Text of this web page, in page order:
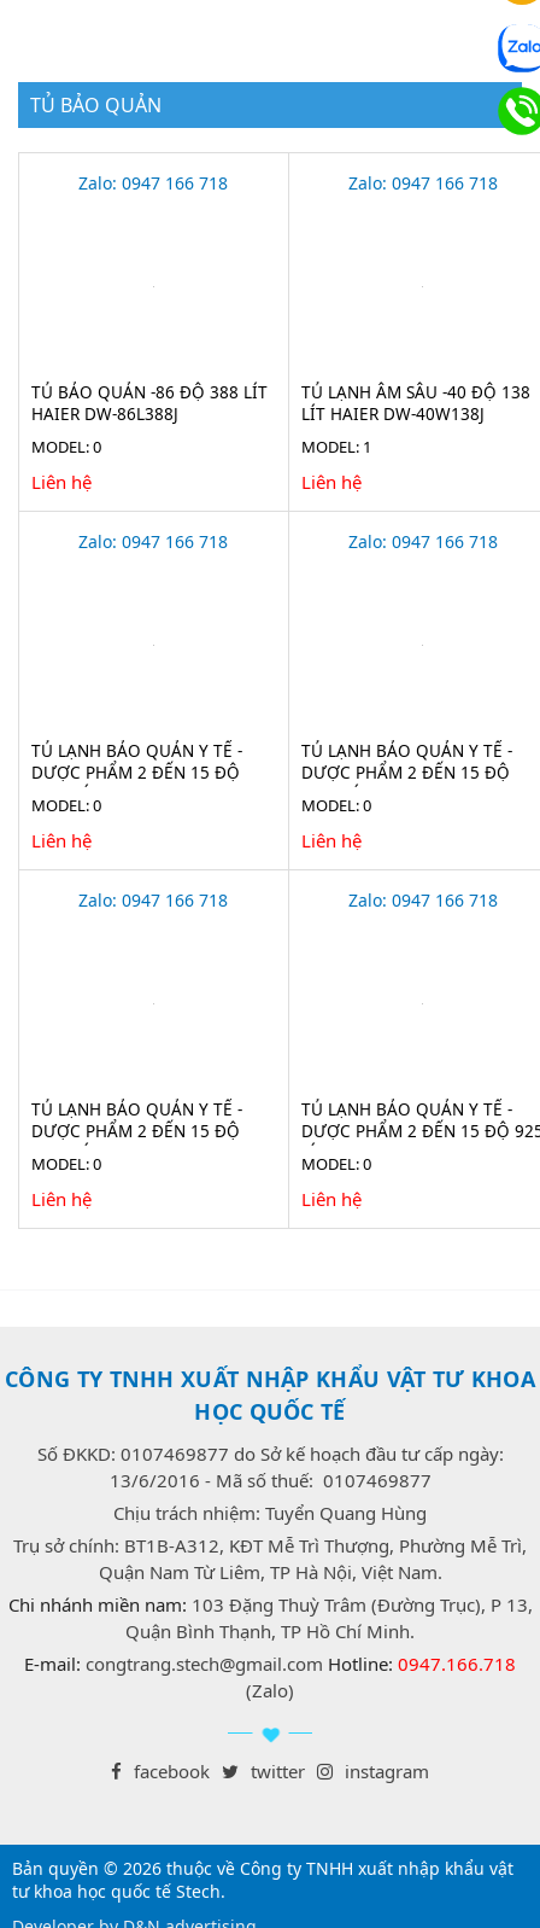
TỦ BẢO QUẢN
Zalo: 0947 166 718
TỦ BẢO QUẢN -86 ĐỘ 388 LÍT
HAIER DW-86L388J
MODEL: 0
Liên hệ
Zalo: 0947 166 718
TỦ LẠNH ÂM SÂU -40 ĐỘ 138
LÍT HAIER DW-40W138J
MODEL: 1
Liên hệ
Zalo: 0947 166 718
TỦ LẠNH BẢO QUẢN Y TẾ -
DƯỢC PHẨM 2 ĐẾN 15 ĐỘ
2100 LÍT EVERMED LR 2100
(ADVANCED)
MODEL: 0
Liên hệ
Zalo: 0947 166 718
TỦ LẠNH BẢO QUẢN Y TẾ -
DƯỢC PHẨM 2 ĐẾN 15 ĐỘ
1365 LÍT LR 1365 (ADVANCED)
MODEL: 0
Liên hệ
Zalo: 0947 166 718
TỦ LẠNH BẢO QUẢN Y TẾ -
DƯỢC PHẨM 2 ĐẾN 15 ĐỘ
1160 LÍT LR 1160
MODEL: 0
Liên hệ
Zalo: 0947 166 718
TỦ LẠNH BẢO QUẢN Y TẾ -
DƯỢC PHẨM 2 ĐẾN 15 ĐỘ
LÍT LR 925 (ADVANCED)
MODEL: 0
Liên hệ
CÔNG TY TNHH XUẤT NHẬP KHẨU VẬT TƯ KHOA
HỌC QUỐC TẾ
Số ĐKKD: 0107469877 do Sở kế hoạch đầu tư cấp ngày:
13/6/2016 - Mã số thuế: 0107469877
Chịu trách nhiệm: Tuyển Quang Hùng
Trụ sở chính: BT1B-A312, KĐT Mễ Trì Thượng, Phường Mễ Trì,
Quận Nam Từ Liêm, TP Hà Nội, Việt Nam.
Chi nhánh miền nam: 103 Đặng Thuỳ Trâm (Đường Trục), P 13,
Quận Bình Thạnh, TP Hồ Chí Minh.
E-mail: congtrang.stech@gmail.com Hotline: 0947.166.718
(Zalo)
facebook twitter instagram
Bản quyền © 2026 thuộc về Công ty TNHH xuất nhập khẩu vật
tư khoa học quốc tế Stech.